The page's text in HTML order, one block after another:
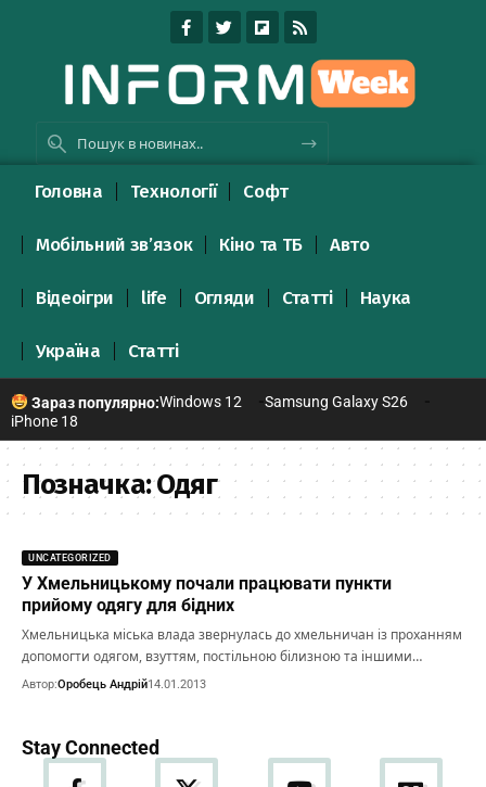
Головна Технології Софт
Мобільний зв’язок Кіно та ТБ Авто
Відеоігри life Огляди Статті Наука
Україна Статті
Зараз популярно:Windows 12
Samsung Galaxy S26
iPhone 18
Позначка:Одяг
UNCATEGORIZED
У Хмельницькому почали працювати пункти
прийому одягу для бідних
Хмельницька міська влада звернулась до хмельничан із проханням
допомогти одягом, взуттям, постільною білизною та іншими…
Автор:Оробець Андрій14.01.2013
Stay Connected